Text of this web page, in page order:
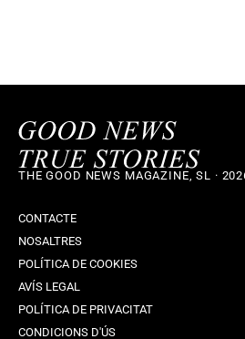
THE GOOD NEWS MAGAZINE, SL ·
CONTACTE
NOSALTRES
POLÍTICA DE COOKIES
AVÍS LEGAL
POLÍTICA DE PRIVACITAT
CONDICIONS D'ÚS